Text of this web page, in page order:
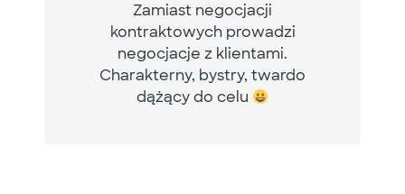
Zamiast negocjacji
kontraktowych prowadzi
negocjacje z klientami.
Charakterny, bystry, twardo
dążący do celu